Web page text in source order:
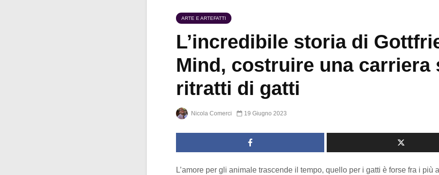
ARTE E ARTEFATTI
L’incredibile storia di
Mind, costruire una carriera
ritratti di gatti
Nicola Comerci 19 Giugno 2023
L’amore per gli animale trascende il tempo, quello per i gatti è forse fra i più